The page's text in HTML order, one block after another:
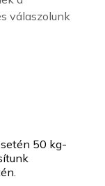
válaszolunk
50 kg-